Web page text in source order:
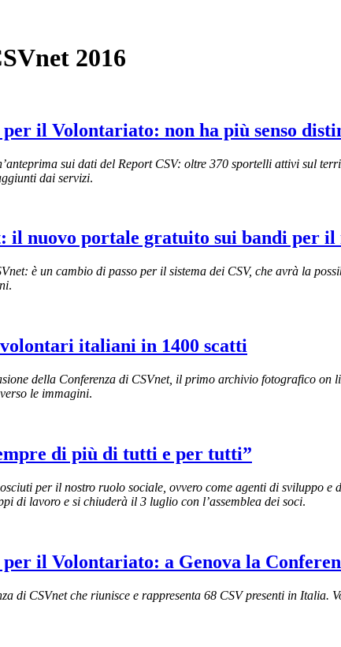
2016
il Volontariato: non ha più senso
sui dati del Report CSV: oltre 370 sportelli attivi sul
dai servizi.
il nuovo portale gratuito sui bandi per
è un cambio di passo per il sistema dei CSV, che avrà la
.
italiani in 1400 scatti
della Conferenza di CSVnet, il primo archivio fotografico
le immagini.
di più di tutti e per tutti”
per il nostro ruolo sociale, ovvero come agenti di sviluppo
di lavoro e si chiuderà il 3 luglio con l’assemblea dei soci.
il Volontariato: a Genova la
di CSVnet che riunisce e rappresenta 68 CSV presenti in